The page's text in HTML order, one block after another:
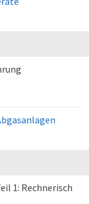
1: Rechnerisch